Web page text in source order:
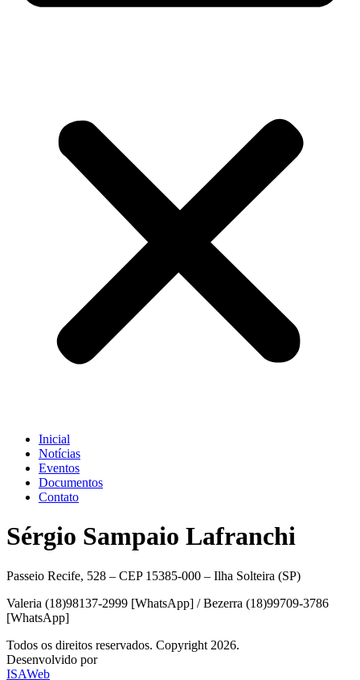
Inicial
Notícias
Eventos
Documentos
Contato
Sérgio Sampaio Lafranchi
Passeio Recife, 528 – CEP 15385-000 – Ilha Solteira (SP)
Valeria (18)98137-2999 [WhatsApp] / Bezerra (18)99709-3786
[WhatsApp]
Todos os direitos reservados. Copyright 2026.
Desenvolvido por
ISAWeb